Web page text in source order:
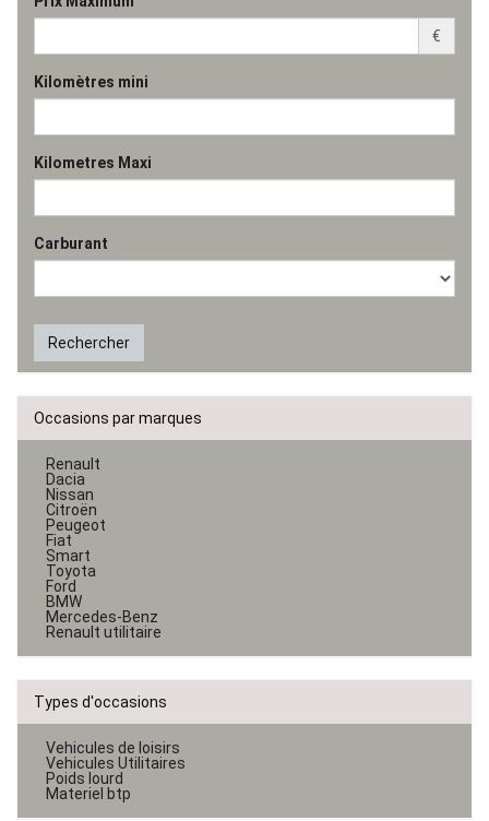
€
Kilomètres mini
Kilometres Maxi
Carburant
Rechercher
Occasions par marques
Renault
Dacia
Nissan
Citroën
Peugeot
Fiat
Smart
Toyota
Ford
BMW
Mercedes-Benz
Renault utilitaire
Types d'occasions
Vehicules de loisirs
Vehicules Utilitaires
Poids lourd
Materiel btp